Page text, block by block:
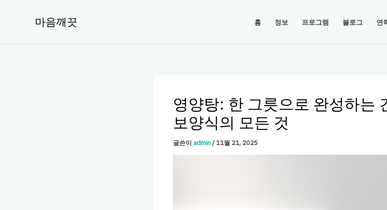
마음깨끗 홈 정보 프로그램 블로그 연
영양탕: 한 그릇으로 완성하는
보양식의 모든 것
글쓴이 admin/ 11월 21, 2025